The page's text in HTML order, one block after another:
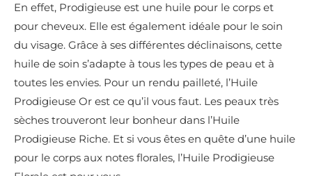
En effet, Prodigieuse est une huile pour le corps et
pour cheveux. Elle est également idéale pour le soin
du visage. Grâce à ses différentes déclinaisons, cette
huile de soin s’adapte à tous les types de peau et à
toutes les envies. Pour un rendu pailleté, l’Huile
Prodigieuse Or est ce qu’il vous faut. Les peaux très
sèches trouveront leur bonheur dans l’Huile
Prodigieuse Riche. Et si vous êtes en quête d’une huile
pour le corps aux notes florales, l’Huile Prodigieuse